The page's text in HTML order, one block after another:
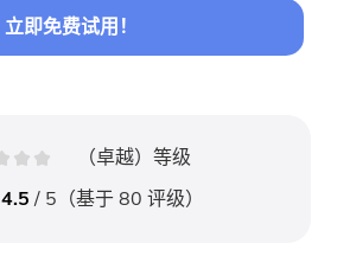
立即免费试用！
（卓越）等级
4.5/ 5（基于80 评级）